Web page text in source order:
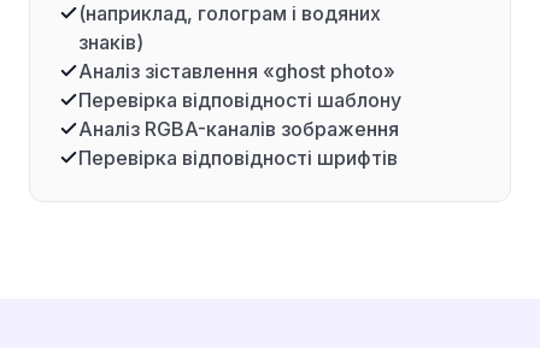
(наприклад, голограм і водяних
знаків)
Аналіз зіставлення «ghost photo»
Перевірка відповідності шаблону
Аналіз RGBA-каналів зображення
Перевірка відповідності шрифтів